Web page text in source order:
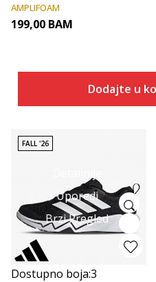
AMPLIFOAM
199,00 BAM
Dodajte u
Uporedi
Brzi Pregled
FALL '26
Dostupno boja:3